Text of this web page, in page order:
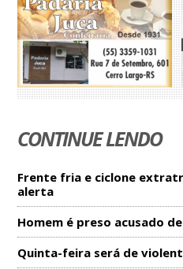
CONTINUE LENDO
Frente fria e ciclone
alerta
Homem é preso acusado
Quinta-feira será de